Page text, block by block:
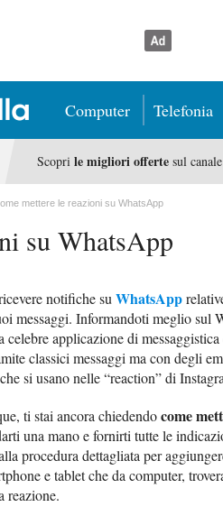
Computer Telefonia
Scopri le migliori offertesul
mettere le reazioni su WhatsApp
su WhatsApp
notifiche su WhatsApp
messaggi. Informandoti meglio sul
applicazione di messaggistica
classici messaggi ma con degli
si usano nelle “reaction” di
ti stai ancora chiedendocome
una mano e fornirti tutte le
procedura dettagliata per
e tablet che da computer,
reazione.